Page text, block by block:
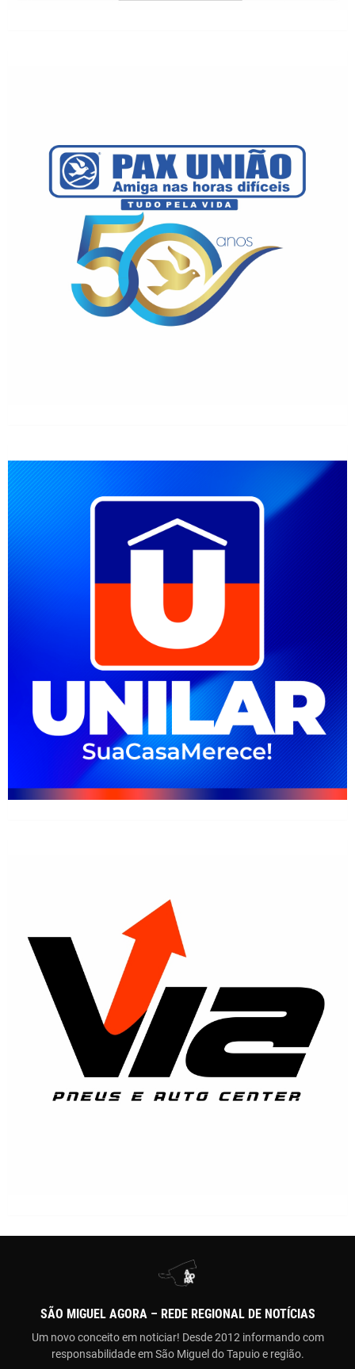
SÃO MIGUEL AGORA – REDE REGIONAL DE NOTÍCIAS
Um novo conceito em noticiar! Desde 2012 informando com
responsabilidade em São Miguel do Tapuio e região.